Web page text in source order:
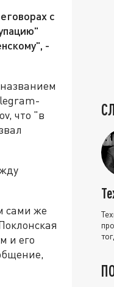
с
-
что "в
сами же
и его